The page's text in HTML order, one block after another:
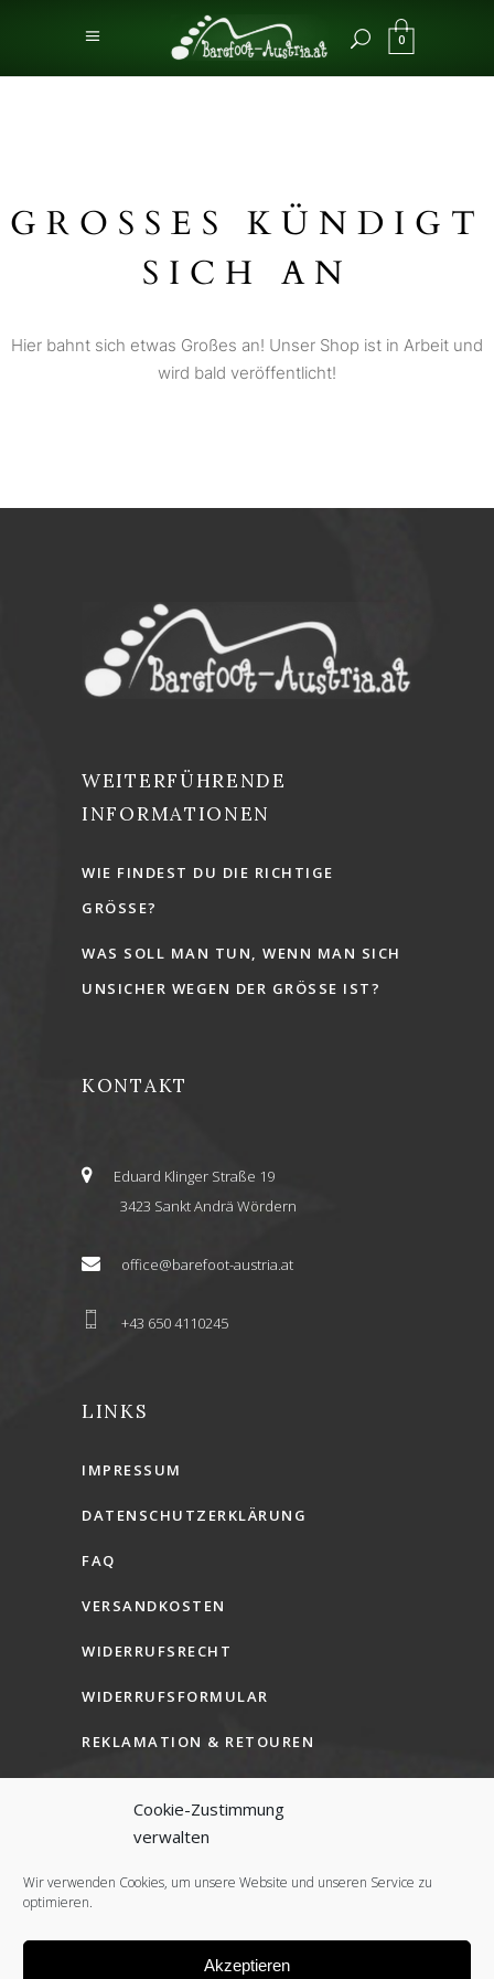
Cookie-Zustimmung
verwalten
Wir verwenden Cookies, um unsere Website und unseren Service zu
optimieren.
Akzeptieren
0
GROSSES KÜNDIGT S
ICH AN
Hier bahnt sich etwas Großes an! Unser Shop ist in Arbeit und
wird bald veröffentlicht!
WEITERFÜHRENDE
INFORMATIONEN
WIE FINDEST DU DIE RICHTIGE
GRÖSSE?
WAS SOLL MAN TUN, WENN MAN SICH
UNSICHER WEGEN DER GRÖSSE IST?
KONTAKT
Eduard Klinger Straße 19
3423 Sankt Andrä Wördern
office@barefoot-austria.at
+43 650 4110245
LINKS
IMPRESSUM
DATENSCHUTZERKLÄRUNG
FAQ
VERSANDKOSTEN
WIDERRUFSRECHT
WIDERRUFSFORMULAR
REKLAMATION & RETOUREN
AGB (B2B)
COOKIE-RICHTLINIE (EU)